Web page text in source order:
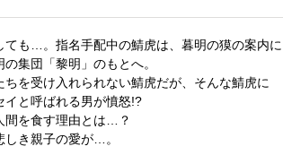
ても…。指名手配中の鯖虎は、暮明の獏の案内に
集団「黎明」のもとへ。
ちを受け入れられない鯖虎だが、そんな鯖虎に
イと呼ばれる男が憤怒!?
間を食す理由とは…？
しき親子の愛が…。